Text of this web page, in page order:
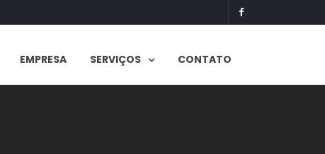
EMPRESA SERVIÇOS CONTATO